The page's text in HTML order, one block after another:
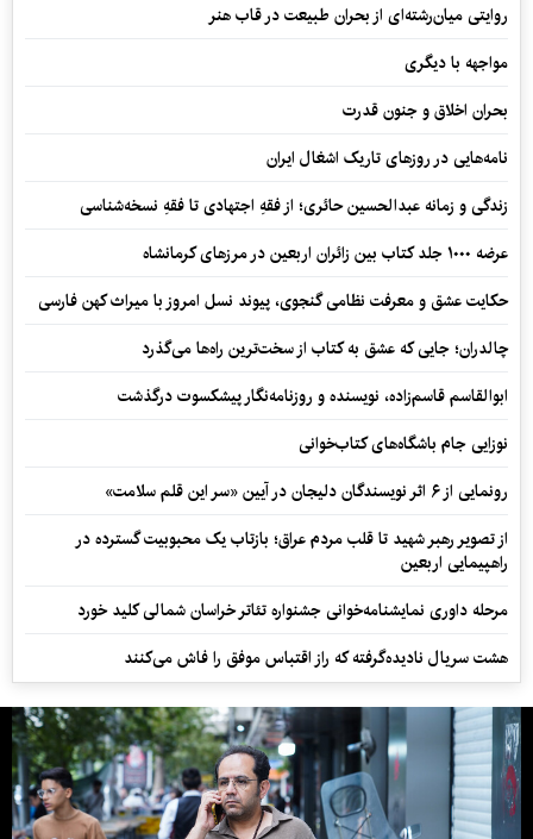
روایتی میان‌رشته‌ای از بحران طبیعت در قاب هنر
مواجهه با دیگری
بحران اخلاق و جنون قدرت
نامه‌هایی در روزهای تاریک اشغال ایران
زندگی و زمانه عبدالحسین حائری؛ از فقهِ اجتهادی تا فقهِ نسخه‌شناسی
عرضه ۱۰۰۰ جلد کتاب بین زائران اربعین در مرزهای کرمانشاه
حکایت عشق و معرفت نظامی گنجوی، پیوند نسل امروز با میراث کهن فارسی
چالدران؛ جایی که عشق به کتاب از سخت‌ترین راه‌ها می‌گذرد
ابوالقاسم قاسم‌زاده، نویسنده و روزنامه‌نگار پیشکسوت درگذشت
نوزایی جام باشگاه‌های کتاب‌خوانی
رونمایی از ۶ اثر نویسندگان دلیجان در آیین «سر این قلم سلامت»
از تصویر رهبر شهید تا قلب مردم عراق؛ بازتاب یک محبوبیت گسترده در
راهپیمایی اربعین
مرحله داوری نمایشنامه‌خوانی جشنواره تئاتر خراسان شمالی کلید خورد
هشت سریال نادیده‌گرفته که راز اقتباس موفق را فاش می‌کنند